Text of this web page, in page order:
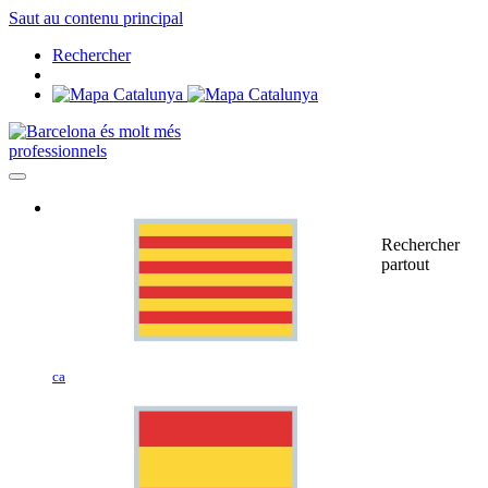
Saut au contenu principal
Rechercher
professionnels
ca
Rechercher
partout